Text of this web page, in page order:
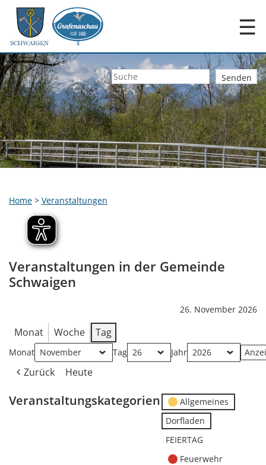
☰
Home > Veranstaltungen
Veranstaltungen in der Gemeinde
Schwaigen
26. November 2026
Monat Woche Tag
Monat Tag Jahr
Zurück Heute
Veranstaltungskategorien
Allgemeines
Dorfladen
FEIERTAG
Feuerwehr